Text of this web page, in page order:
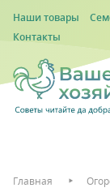
Наши товары
Контакты
Главная